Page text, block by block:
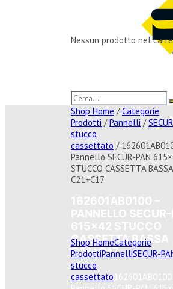
Nessun prodotto nel
Shop Home /Categorie
Prodotti /Pannelli /
stucco
cassettato /
Pannello SECUR-PAN
STUCCO CASSETTA BASSA
C21+C17
CASSETTA BASSA
C21+C17
Shop HomeCategorie
ProdottiPannelliSECUR-
stucco
cassettato